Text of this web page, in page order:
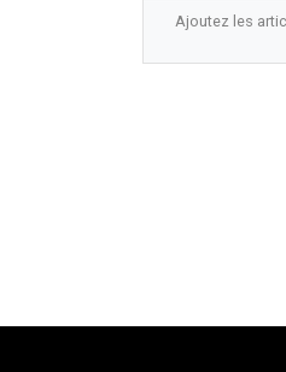
Ajoutez les